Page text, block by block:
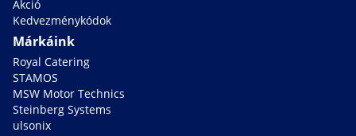
Akció
Kedvezménykódok
Márkáink
Royal Catering
STAMOS
MSW Motor Technics
Steinberg Systems
ulsonix